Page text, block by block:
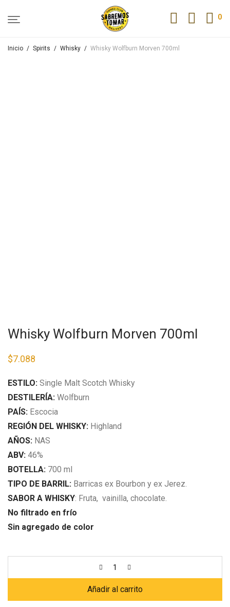
0
Inicio / Spirits / Whisky / Whisky Wolfburn Morven 700ml
Whisky Wolfburn Morven 700ml
$7.088
ESTILO: Single Malt Scotch Whisky
DESTILERÍA: Wolfburn
PAÍS: Escocia
REGIÓN DEL WHISKY: Highland
AÑOS: NAS
ABV: 46%
BOTELLA: 700 ml
TIPO DE BARRIL: Barricas ex Bourbon y ex Jerez.
SABOR A WHISKY: Fruta, vainilla, chocolate.
No filtrado en frío
Sin agregado de color
Añadir al carrito